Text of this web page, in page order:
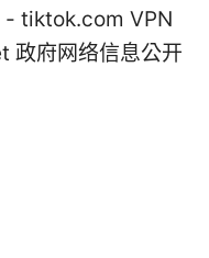
tiktok.com VPN
政府网络信息公开